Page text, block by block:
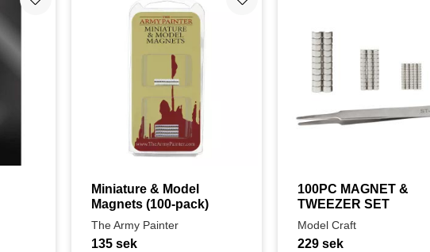
Lägg till i favoriter
Miniature & Model
Magnets (100-pack)
The Army Painter
135sek
Lägg till i favoriter
100PC MAGNET &
TWEEZER SET
Model Craft
229 sek